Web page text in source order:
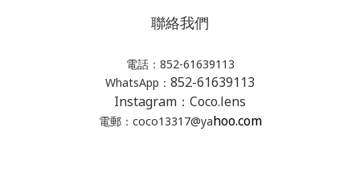
聯絡我們
電話：852-61639113
WhatsApp： 852-61639113
Instagram：Coco.lens
電郵：coco13317@yahoo.com